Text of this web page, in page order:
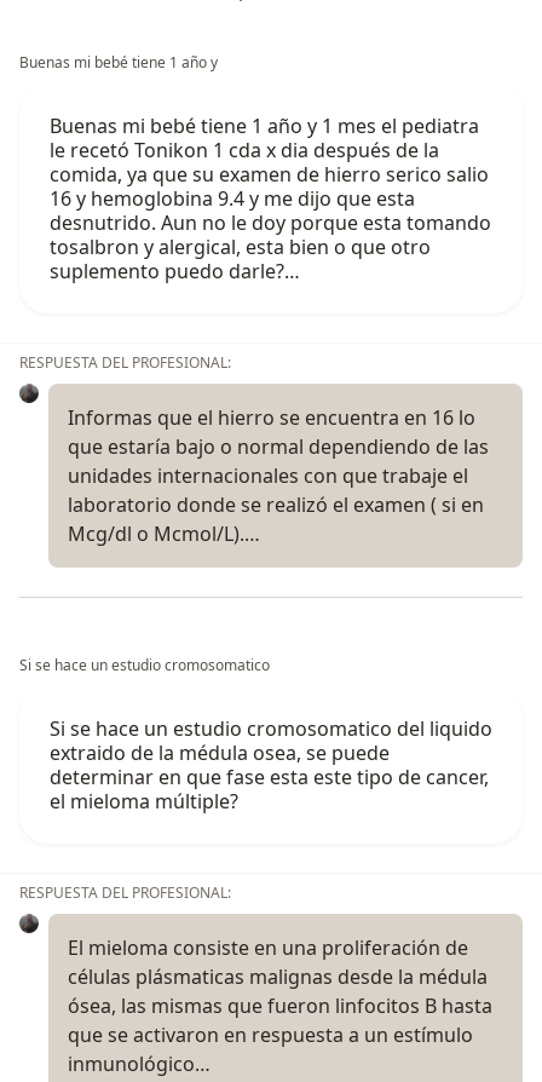
Buenas mi bebé tiene 1 año y
Buenas mi bebé tiene 1 año y 1 mes el pediatra
le recetó Tonikon 1 cda x dia después de la
comida, ya que su examen de hierro serico salio
16 y hemoglobina 9.4 y me dijo que esta
desnutrido. Aun no le doy porque esta tomando
tosalbron y alergical, esta bien o que otro
suplemento puedo darle?…
RESPUESTA DEL PROFESIONAL:
Informas que el hierro se encuentra en 16 lo
que estaría bajo o normal dependiendo de las
unidades internacionales con que trabaje el
laboratorio donde se realizó el examen ( si en
Mcg/dl o Mcmol/L).…
Si se hace un estudio cromosomatico
Si se hace un estudio cromosomatico del liquido
extraido de la médula osea, se puede
determinar en que fase esta este tipo de cancer,
el mieloma múltiple?
RESPUESTA DEL PROFESIONAL:
El mieloma consiste en una proliferación de
células plásmaticas malignas desde la médula
ósea, las mismas que fueron linfocitos B hasta
que se activaron en respuesta a un estímulo
inmunológico…